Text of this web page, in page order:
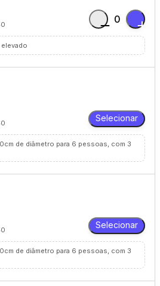
0
Selecionar
de diâmetro para 6 pessoas, com 3
Selecionar
de diâmetro para 6 pessoas, com 3